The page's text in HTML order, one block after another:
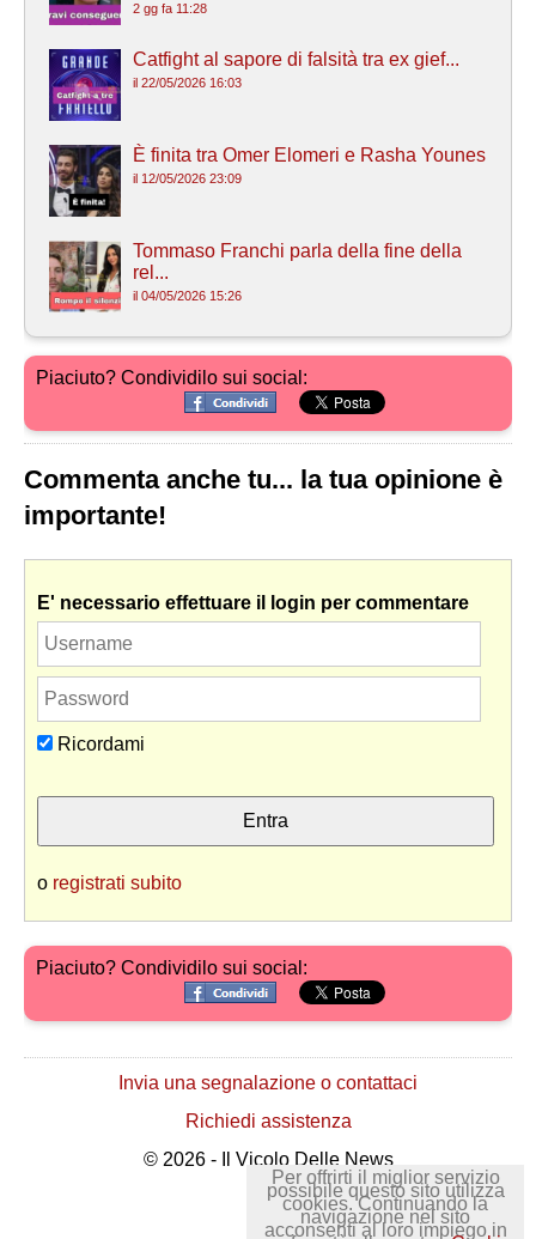
2 gg fa 11:28
Catfight al sapore di falsità tra ex gief...
il 22/05/2026 16:03
È finita tra Omer Elomeri e Rasha Younes
il 12/05/2026 23:09
Tommaso Franchi parla della fine della
rel...
il 04/05/2026 15:26
Piaciuto? Condividilo sui social:
Commenta anche tu... la tua opinione è
importante!
E' necessario effettuare il login per commentare
Ricordami
o registrati subito
Piaciuto? Condividilo sui social:
Invia una segnalazione o contattaci
Richiedi assistenza
© 2026 - Il Vicolo Delle News
Per offrirti il miglior servizio
possibile questo sito utilizza
cookies. Continuando la
navigazione nel sito
acconsenti al loro impiego in